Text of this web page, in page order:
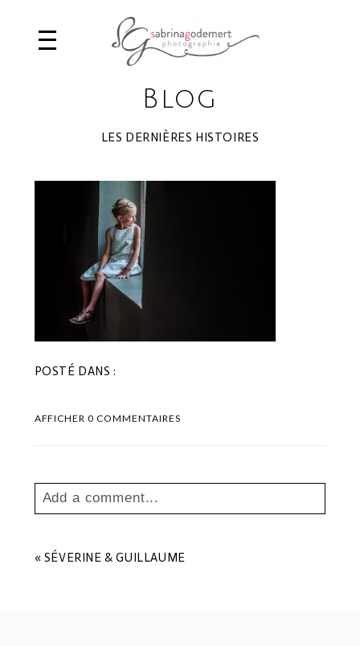
Blog
LES DERNIÈRES HISTOIRES
POSTÉ DANS :
AFFICHER0 COMMENTAIRES
Add a comment...
Les champs marqués sont requis *
« SÉVERINE & GUILLAUME